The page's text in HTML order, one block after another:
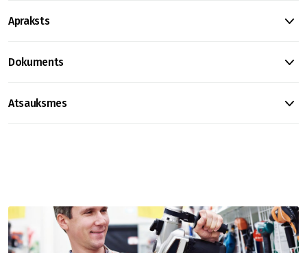
Apraksts
Dokuments
Atsauksmes